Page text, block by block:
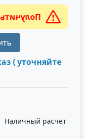
цену
( уточняйте
Наличный расчет